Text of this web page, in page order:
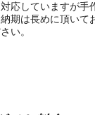
応していますが手
期は長めに頂いて
い。